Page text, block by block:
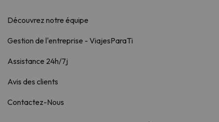
Découvrez notre équipe
Gestion de l'entreprise - ViajesParaTi
Assistance 24h/7j
Avis des clients
Contactez-Nous